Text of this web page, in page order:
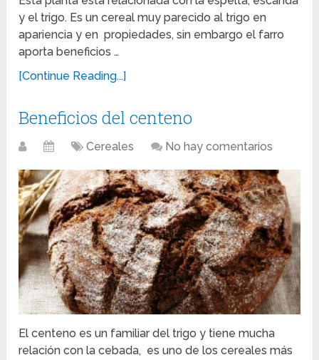
y el trigo. Es un cereal muy parecido al trigo en
apariencia y en propiedades, sin embargo el farro
aporta beneficios …
[Continue Reading...]
Beneficios del centeno
Cereales No hay comentarios
El centeno es un familiar del trigo y tiene mucha
relación con la cebada, es uno de los cereales más